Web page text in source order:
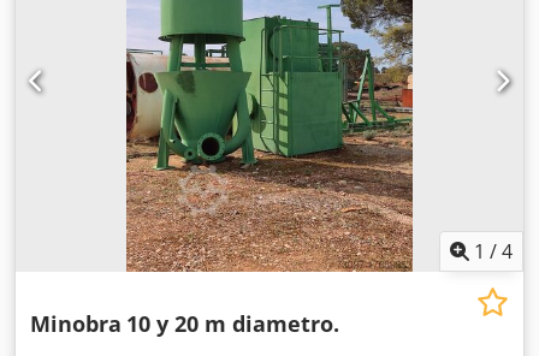
1 /4
Minobra 10 y 20 m diametro.